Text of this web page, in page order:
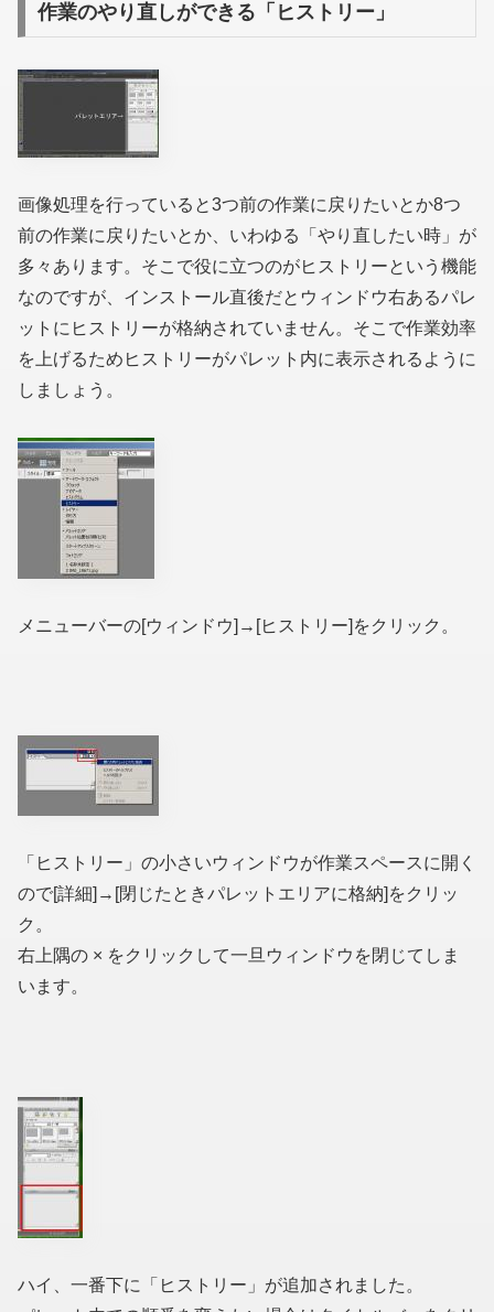
作業のやり直しができる「ヒストリー」
画像処理を行っていると3つ前の作業に戻りたいとか8つ
前の作業に戻りたいとか、いわゆる「やり直したい時」が
多々あります。そこで役に立つのがヒストリーという機能
なのですが、インストール直後だとウィンドウ右あるパレ
ットにヒストリーが格納されていません。そこで作業効率
を上げるためヒストリーがパレット内に表示されるように
しましょう。
メニューバーの[ウィンドウ]→[ヒストリー]をクリック。
「ヒストリー」の小さいウィンドウが作業スペースに開く
ので[詳細]→[閉じたときパレットエリアに格納]をクリッ
ク。
右上隅の × をクリックして一旦ウィンドウを閉じてしま
います。
ハイ、一番下に「ヒストリー」が追加されました。